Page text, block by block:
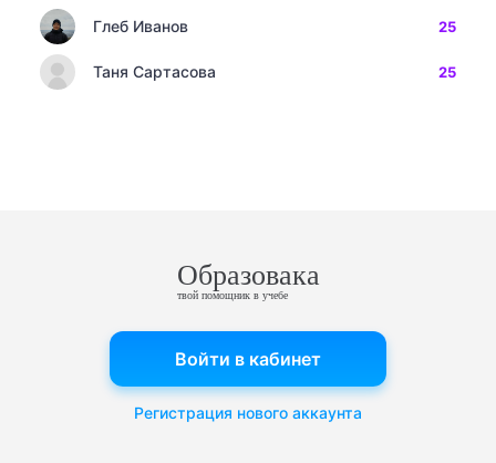
Глеб Иванов 25
Таня Сартасова 25
Образовака
твой помощник в учебе
Войти в кабинет
Регистрация нового аккаунта